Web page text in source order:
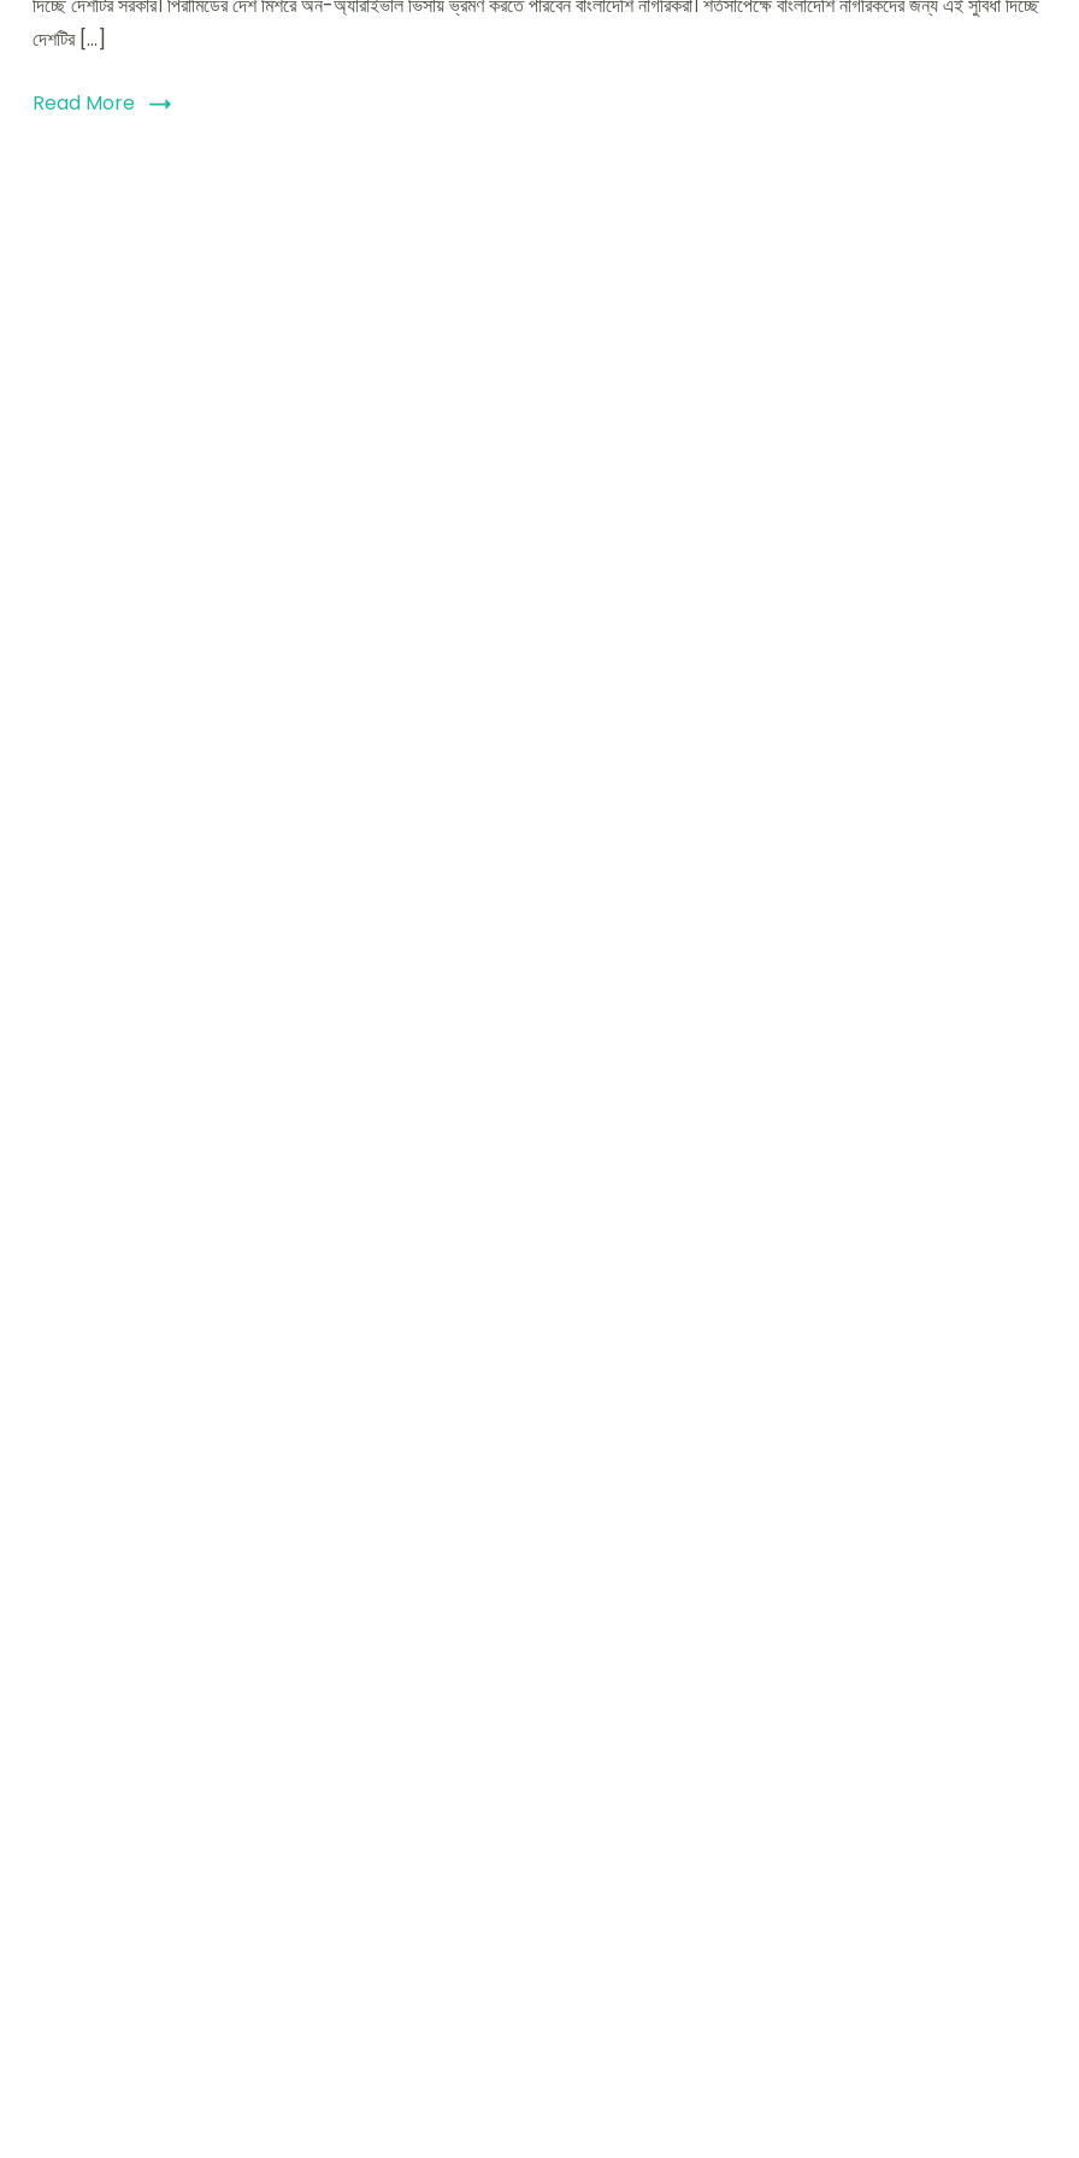
দিচ্ছে দেশটির সরকার। পিরামিডের দেশ মিশরে অন-অ্যারাইভাল ভিসায় ভ্রমণ করতে পারবেন বাংলাদেশি নাগরিকরা। শর্তসাপেক্ষে বাংলাদেশি নাগরিকদের জন্য এই সুবিধা দিচ্ছে
দেশটির […]
Read More